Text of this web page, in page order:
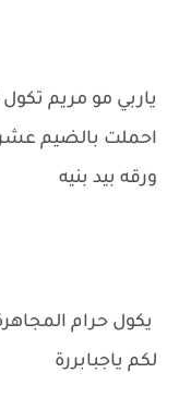
ياربي مو مريم
احملت بالضيم
ورقه بيد بنيه
يكول حرام
لكم ياجبابررة